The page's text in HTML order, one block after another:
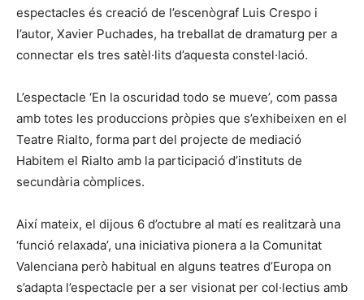
espectacles és creació de l’escenògraf Luis Crespo i
l’autor, Xavier Puchades, ha treballat de dramaturg per a
connectar els tres satèl·lits d’aquesta constel·lació.
L’espectacle ‘En la oscuridad todo se mueve’, com passa
amb totes les produccions pròpies que s’exhibeixen en el
Teatre Rialto, forma part del projecte de mediació
Habitem el Rialto amb la participació d’instituts de
secundària còmplices.
Així mateix, el dijous 6 d’octubre al matí es realitzarà una
‘funció relaxada’, una iniciativa pionera a la Comunitat
Valenciana però habitual en alguns teatres d’Europa on
s’adapta l’espectacle per a ser visionat per col·lectius amb